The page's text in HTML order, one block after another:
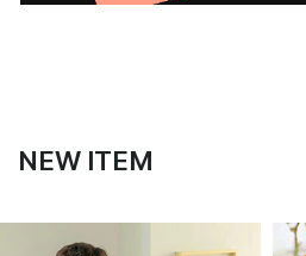
NEW ITEM